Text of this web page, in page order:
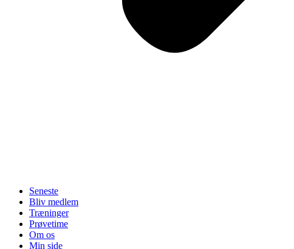
Seneste
Bliv medlem
Træninger
Prøvetime
Om os
Min side